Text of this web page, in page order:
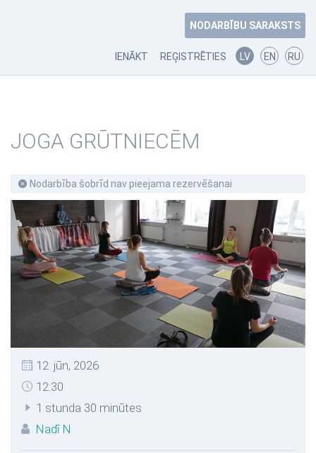
NODARBĪBU SARAKSTS
IENĀKT REĢISTRĒTIES LV EN RU
JOGA GRŪTNIECĒM
Nodarbība šobrīd nav pieejama rezervēšanai
12. jūn, 2026
12:30
1 stunda 30 minūtes
Nadī N